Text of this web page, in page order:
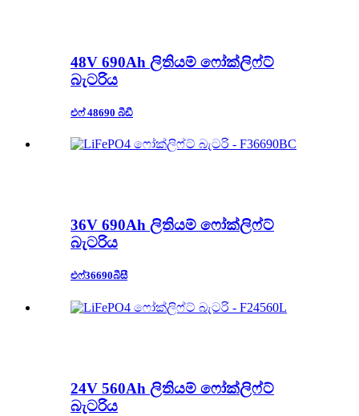
48V 690Ah ලිතියම් ෆෝක්ලිෆ්ට්
බැටරිය
එෆ් 48690 බීඩී
36V 690Ah ලිතියම් ෆෝක්ලිෆ්ට්
බැටරිය
එෆ්36690බීසී
24V 560Ah ලිතියම් ෆෝක්ලිෆ්ට්
බැටරිය